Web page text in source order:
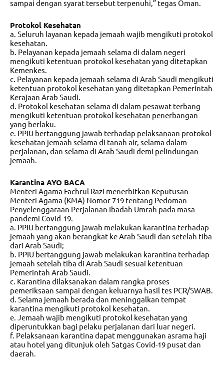
sampai dengan syarat tersebut terpenuhi,” tegas Oman.
Protokol Kesehatan
a. Seluruh layanan kepada jemaah wajib mengikuti protokol
kesehatan.
b. Pelayanan kepada jemaah selama di dalam negeri
mengikuti ketentuan protokol kesehatan yang ditetapkan
Kemenkes.
c. Pelayanan kepada jemaah selama di Arab Saudi mengikuti
ketentuan protokol kesehatan yang ditetapkan Pemerintah
Kerajaan Arab Saudi.
d. Protokol kesehatan selama di dalam pesawat terbang
mengikuti ketentuan protokol kesehatan penerbangan
yang berlaku.
e. PPIU bertanggung jawab terhadap pelaksanaan protokol
kesehatan jemaah selama di tanah air, selama dalam
perjalanan, dan selama di Arab Saudi demi pelindungan
jemaah.
Karantina AYO BACA
Menteri Agama Fachrul Razi menerbitkan Keputusan
Menteri Agama (KMA) Nomor 719 tentang Pedoman
Penyelenggaraan Perjalanan Ibadah Umrah pada masa
pandemi Covid-19.
a. PPIU bertanggung jawab melakukan karantina terhadap
jemaah yang akan berangkat ke Arab Saudi dan setelah tiba
dari Arab Saudi;
b. PPIU bertanggung jawab melakukan karantina terhadap
jemaah setelah tiba di Arab Saudi sesuai ketentuan
Pemerintah Arab Saudi.
c. Karantina dilaksanakan dalam rangka proses
pemeriksaan sampai dengan keluarnya hasil tes PCR/SWAB.
d. Selama jemaah berada dan meninggalkan tempat
karantina mengikuti protokol kesehatan.
e. Jemaah wajib mengikuti protokol kesehatan yang
diperuntukkan bagi pelaku perjalanan dari luar negeri.
f. Pelaksanaan karantina dapat menggunakan asrama haji
atau hotel yang ditunjuk oleh Satgas Covid-19 pusat dan
daerah.